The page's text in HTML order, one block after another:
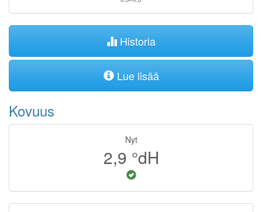
Historia
Lue lisää
Kovuus
Nyt
2,9 °dH